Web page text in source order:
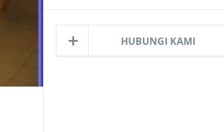
HUBUNGI KAMI